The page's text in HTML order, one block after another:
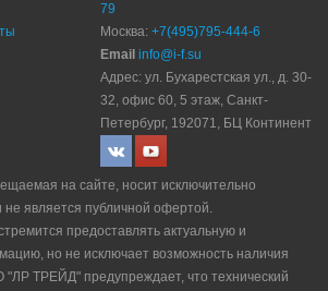
79
Москва: +7(495)795-444-6
Email info@i-f.su
Адрес: ул. Бухарестская ул., д. 30-
32, офис 60, 5 этаж, Санкт-
Петербург, 192071, БЦ Континент
на сайте, носит исключительно
не является публичной офертой.
предоставлять актуальную и
но не исключает возможность наличия
ТРЕЙД" прeдупрeждaeт, что технический